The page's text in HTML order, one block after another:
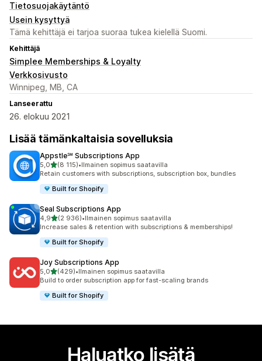
Tietosuojakäytäntö
Usein kysyttyä
Tämä kehittäjä ei tarjoa suoraa tukea kielellä Suomi.
Kehittäjä
Simplee Memberships & Loyalty
Verkkosivusto
Winnipeg, MB, CA
Lanseerattu
26. elokuu 2021
Lisää tämänkaltaisia sovelluksia
Appstle℠ Subscriptions App
5,0/ 5 tähteä
(8 115)
8115 arvostelua yhteensä
•Ilmainen sopimus saatavilla
Retain customers with subscriptions, subscription box, bundles
Built for Shopify
Seal Subscriptions App
4,9/ 5 tähteä
(2 936)
2936 arvostelua yhteensä
•Ilmainen sopimus saatavilla
Increase sales & retention with subscriptions & memberships!
Built for Shopify
Joy Subscriptions App
5,0/ 5 tähteä
(429)
429 arvostelua yhteensä
•Ilmainen sopimus saatavilla
Build to order subscription app for fast-scaling brands
Built for Shopify
Haluatko lisätä